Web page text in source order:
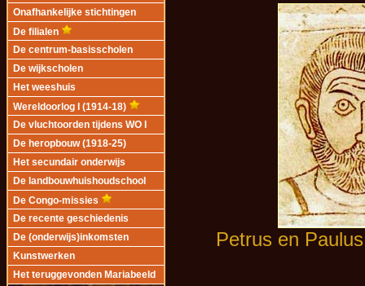
Onafhankelijke stichtingen
De filialen
De centrum-basisscholen
De wijkscholen
Het weeshuis
Wereldoorlog I (1914-18)
De vluchtoorden tijdens WO I
De heropbouw (1918-25)
Het secundair onderwijs
De landbouwhuishoudschool
De Congo-missies
De recente geschiedenis
De (onderwijs)inkomsten
Kunstwerken
Het teruggevonden Mariabeeld
Petrus en